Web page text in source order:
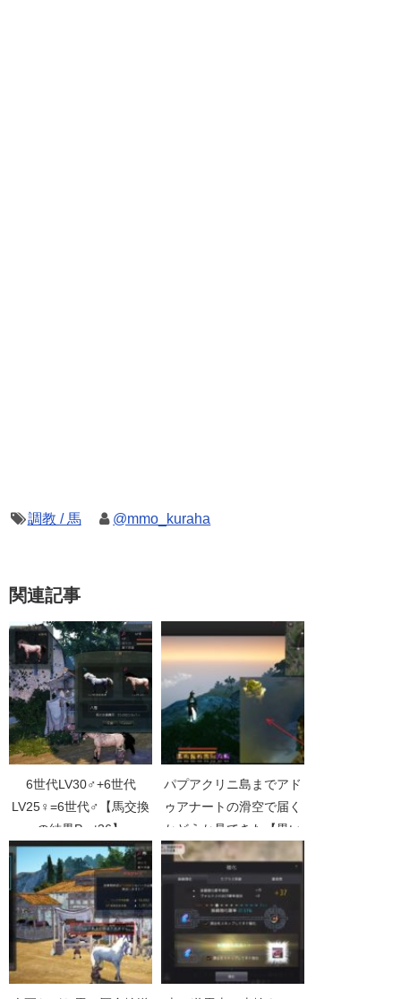
調教 / 馬 @mmo_kuraha
関連記事
6世代LV30♂+6世代
LV25♀=6世代♂【馬交換
の結果Part36】
パプアクリニ島までアド
ゥアナートの滑空で届く
かどうか見てきた【黒い
砂漠Part3092】